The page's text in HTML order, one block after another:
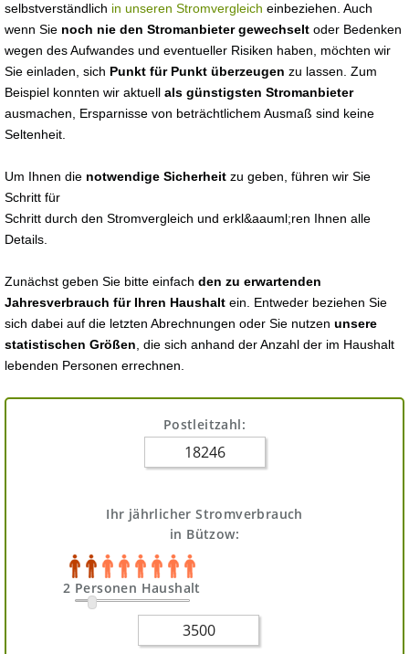
selbstverständlich in unseren Stromvergleich einbeziehen. Auch
wenn Sie noch nie den Stromanbieter gewechselt oder Bedenken
wegen des Aufwandes und eventueller Risiken haben, möchten wir
Sie einladen, sich Punkt für Punkt überzeugen zu lassen. Zum
Beispiel konnten wir aktuell als günstigsten Stromanbieter
ausmachen, Ersparnisse von beträchtlichem Ausmaß sind keine
Seltenheit.
Um Ihnen die notwendige Sicherheit zu geben, führen wir Sie
Schritt für
Schritt durch den Stromvergleich und erkl&aauml;ren Ihnen alle
Details.
Zunächst geben Sie bitte einfach den zu erwartenden
Jahresverbrauch für Ihren Haushalt ein. Entweder beziehen Sie
sich dabei auf die letzten Abrechnungen oder Sie nutzen unsere
statistischen Größen , die sich anhand der Anzahl der im Haushalt
lebenden Personen errechnen.
Postleitzahl:
Ihr jährlicher Stromverbrauch
in Bützow:
2 Personen Haushalt